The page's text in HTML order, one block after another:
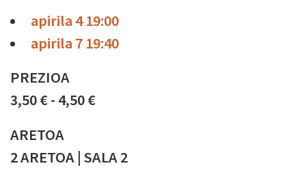
apirila 4 19:00
apirila 7 19:40
PREZIOA
3,50 € - 4,50 €
ARETOA
2 ARETOA | SALA 2